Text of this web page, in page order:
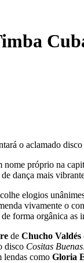
o aclamado
nome próprio na
dança mais
colhe elogios
vivamente o
forma orgânica as
de Chucho Valdés
disco Cositas Buenas
lendas como Gloria